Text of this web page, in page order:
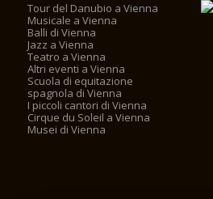
Tour del Danubio a Vienna
Musicale a Vienna
Balli di Vienna
Jazz a Vienna
Teatro a Vienna
Altri eventi a Vienna
Scuola di equitazione
spagnola di Vienna
I piccoli cantori di Vienna
Cirque du Soleil a Vienna
Musei di Vienna